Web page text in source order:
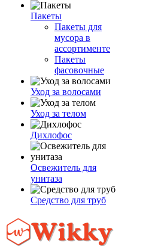
Пакеты
Пакеты для
мусора в
ассортименте
Пакеты
фасовочные
Уход за волосами
Уход за телом
Дихлофос
Освежитель для
унитаза
Средство для труб